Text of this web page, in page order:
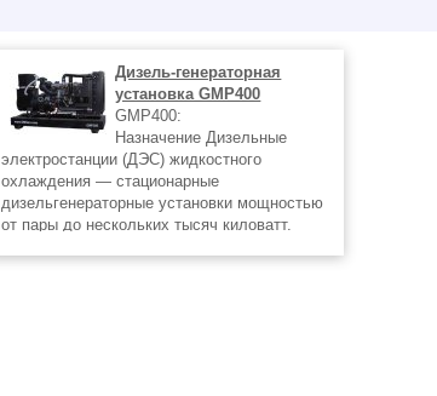
Дизель-генераторная
установка GMP400
GMP400:
Назначение Дизельные
электростанции (ДЭС) жидкостного
охлаждения — стационарные
дизельгенераторные установки мощностью
от пары до нескольких тысяч киловатт.